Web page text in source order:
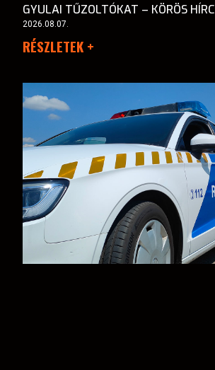
GYULAI TŰZOLTÓKAT – KÖRÖS
2026.08.07.
RÉSZLETEK +